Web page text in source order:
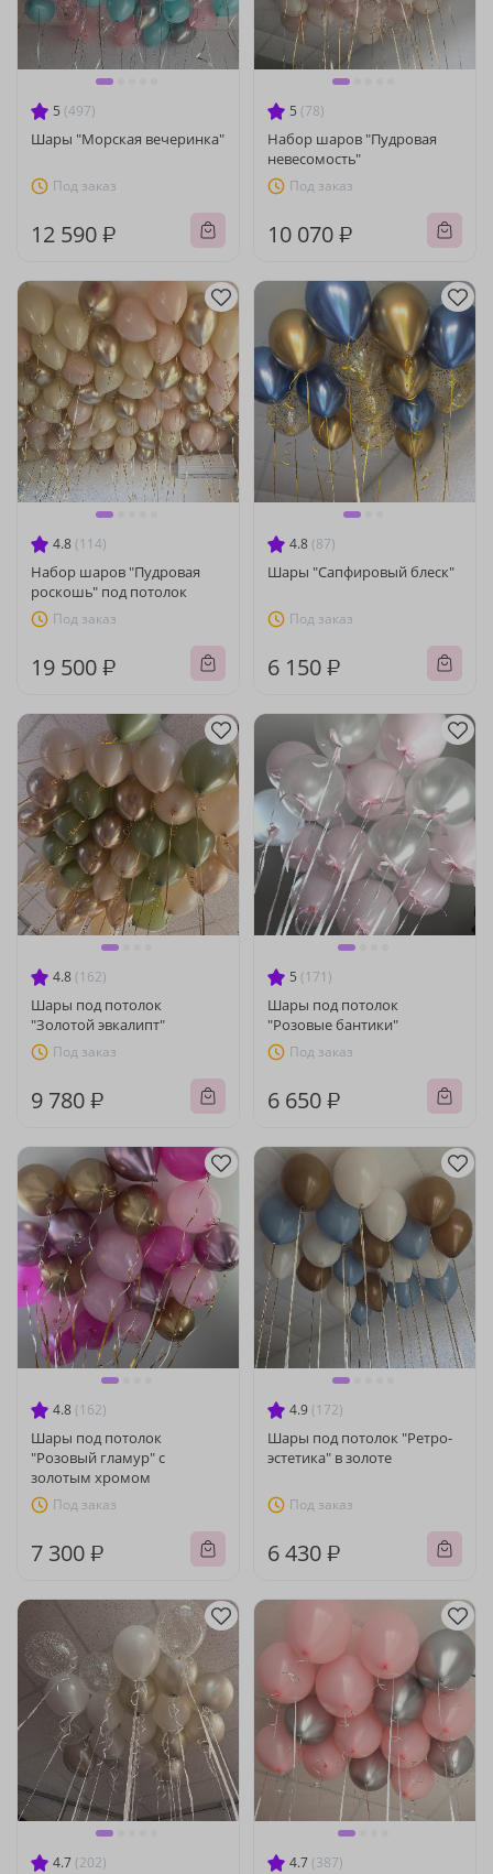
5 (497)
Шары "Морская вечеринка"
Под заказ
12 590 ₽
5 (78)
Набор шаров "Пудровая
невесомость"
Под заказ
10 070 ₽
4.8 (114)
Набор шаров "Пудровая
роскошь" под потолок
Под заказ
19 500 ₽
4.8 (87)
Шары "Сапфировый блеск"
Под заказ
6 150 ₽
4.8 (162)
Шары под потолок
"Золотой эвкалипт"
Под заказ
9 780 ₽
5 (171)
Шары под потолок
"Розовые бантики"
Под заказ
6 650 ₽
4.8 (162)
Шары под потолок
"Розовый гламур" с
золотым хромом
Под заказ
7 300 ₽
4.9 (172)
Шары под потолок "Ретро-
эстетика" в золоте
Под заказ
6 430 ₽
4.7 (202) 4.7 (387)